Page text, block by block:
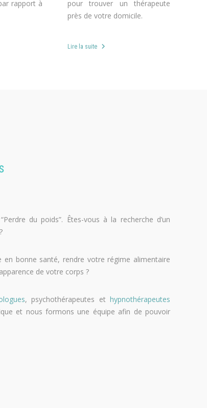
rapport à
pour trouver un thérapeute
près de votre domicile.
Lire la suite
du poids”. Êtes-vous à la recherche d’un
bonne santé, rendre votre régime alimentaire
de votre corps ?
, psychothérapeutes et hypnothérapeutes
et nous formons une équipe afin de pouvoir